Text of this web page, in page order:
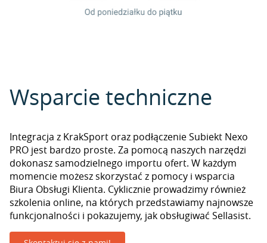
Wsparcie techniczne
Integracja z KrakSport oraz podłączenie Subiekt Nexo
PRO jest bardzo proste. Za pomocą naszych narzędzi
dokonasz samodzielnego importu ofert. W każdym
momencie możesz skorzystać z pomocy i wsparcia
Biura Obsługi Klienta. Cyklicznie prowadzimy również
szkolenia online, na których przedstawiamy najnowsze
funkcjonalności i pokazujemy, jak obsługiwać Sellasist.